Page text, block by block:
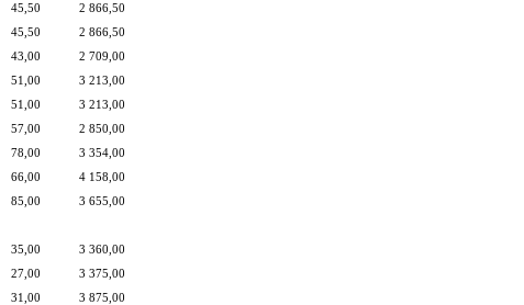
45,50
2 866,50
45,50
2 866,50
43,00
2 709,00
51,00
3 213,00
51,00
3 213,00
57,00
2 850,00
78,00
3 354,00
66,00
4 158,00
85,00
3 655,00
35,00
3 360,00
27,00
3 375,00
31,00
3 875,00